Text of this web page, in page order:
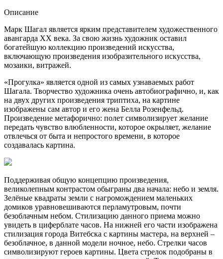
Описание
Марк Шагал является ярким представителем художественного
авангарда XX века. За свою жизнь художник оставил
богатейшую коллекцию произведений искусства,
включающую произведения изобразительного искусства,
мозаики, витражей.
«Прогулка» является одной из самых узнаваемых работ
Шагала. Творчество художника очень автобиографично, и, как
на двух других произведения триптиха, на картине
изображены сам автор и его жена Белла Розенфельд.
Произведение метафорично: полет символизирует желание
передать чувство влюбленности, которое окрыляет, желание
отвлечься от быта и непростого времени, в которое
создавалась картина.
Поддерживая общую концепцию произведения,
великолепным контрастом обыграны два начала: небо и земля.
Зелёные квадраты земли с нагромождением маленьких
домиков уравновешиваются перламутровым, почти
безоблачным небом. Стилизацию данного приема можно
увидеть в циферблате часов. На нижней его части изображена
стилизация города Витебска с картины мастера, на верхней –
безоблачное, в данной модели ночное, небо. Стрелки часов
символизируют героев картины. Цвета стрелок подобраны в